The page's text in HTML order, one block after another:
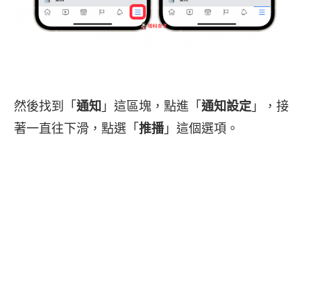
然後找到「 通知 」這區塊，點進「 通知設定 」，接
著一直往下滑，點選「 推播」這個選項。